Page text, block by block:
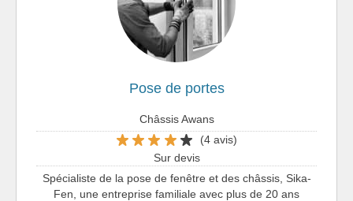
Pose de portes
Châssis Awans
(4 avis)
Sur devis
Spécialiste de la pose de fenêtre et des châssis, Sika-
Fen, une entreprise familiale avec plus de 20 ans